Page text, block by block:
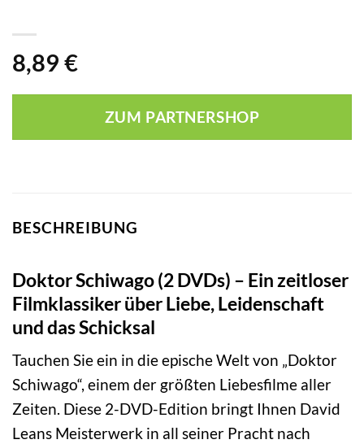
8,89 €
ZUM PARTNERSHOP
BESCHREIBUNG
Doktor Schiwago (2 DVDs) – Ein zeitloser
Filmklassiker über Liebe, Leidenschaft
und das Schicksal
Tauchen Sie ein in die epische Welt von „Doktor
Schiwago“, einem der größten Liebesfilme aller
Zeiten. Diese 2-DVD-Edition bringt Ihnen David
Leans Meisterwerk in all seiner Pracht nach